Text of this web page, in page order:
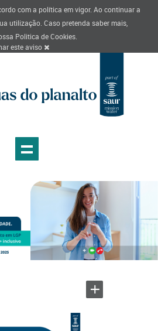
com a política em vigor. Ao continuar a
utilização. Caso pretenda saber mais,
Politica de Cookies.
este aviso
+